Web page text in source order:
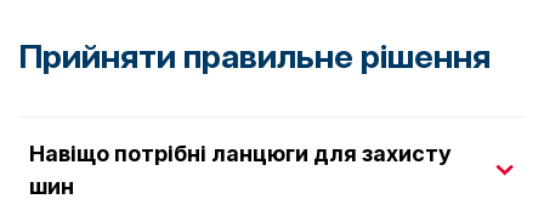
Прийняти правильне рішення
Навіщо потрібні ланцюги для захисту
шин